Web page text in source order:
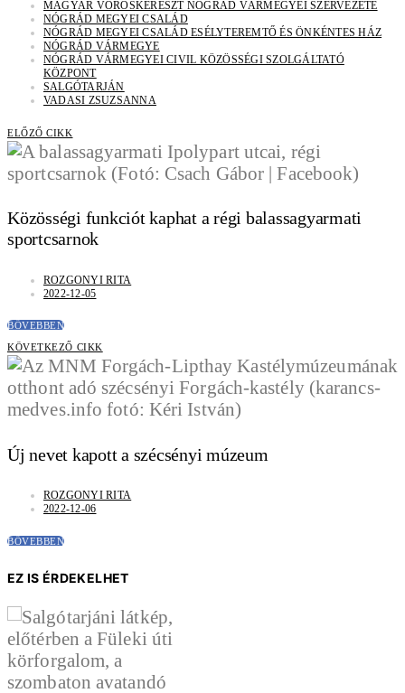
MAGYAR VÖRÖSKERESZT NÓGRÁD VÁRMEGYEI SZERVEZETE
NÓGRÁD MEGYEI CSALÁD
NÓGRÁD MEGYEI CSALÁD ESÉLYTEREMTŐ ÉS ÖNKÉNTES HÁZ
NÓGRÁD VÁRMEGYE
NÓGRÁD VÁRMEGYEI CIVIL KÖZÖSSÉGI SZOLGÁLTATÓ
KÖZPONT
SALGÓTARJÁN
VADASI ZSUZSANNA
ELŐZŐ CIKK
Közösségi funkciót kaphat a régi balassagyarmati
sportcsarnok
ROZGONYI RITA
2022-12-05
BŐVEBBEN
KÖVETKEZŐ CIKK
Új nevet kapott a szécsényi múzeum
ROZGONYI RITA
2022-12-06
BŐVEBBEN
EZ IS ÉRDEKELHET